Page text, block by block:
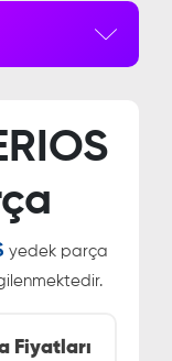
yedek parça
Fiyatları